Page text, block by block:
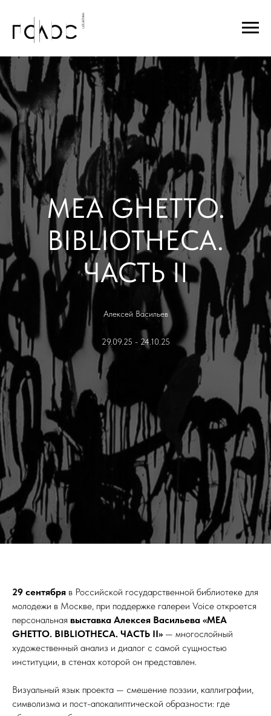
MEA GHETTO.
BIBLIOTHECA.
ЧАСТЬ II
Алексей Васильев
29.09.25 - 24.10.25
29 сентября в Российской государственной библиотеке для
молодежи в Москве, при поддержке галереи Voice откроется
персональная выставка Алексея Васильева «MEA
GHETTO. BIBLIOTHECA. ЧАСТЬ II» — многослойный
художественный анализ и диалог с самой сущностью
институции, в стенах которой он представлен.
Визуальный язык проекта — смешение поэзии, каллиграфии,
символизма и пост-апокалиптической образности: где